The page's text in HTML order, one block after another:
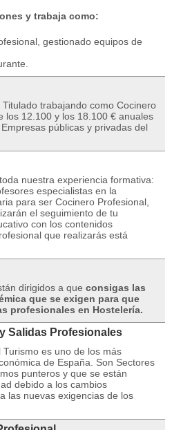
y trabaja como:
gestionado equipos de
Titulado trabajando como Cocinero
los 12.100 y los 18.100 € anuales
públicas y privadas del
nuestra experiencia formativa:
especialistas en la
para ser Cocinero Profesional,
el seguimiento de tu
con los contenidos
que realizarás está
dirigidos a que consigas las
que se exigen para que
profesionales en Hostelería.
Salidas Profesionales
es uno de los más
de España. Son Sectores
punteros y que se están
debido a los cambios
las nuevas exigencias de los